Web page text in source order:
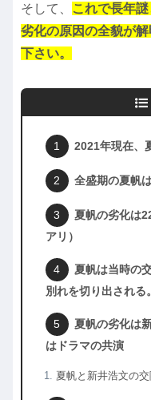
そして、
これで長年
劣化の原因の全貌が
下さい。
2021年現在、
全盛期の夏帆
夏帆の劣化は
アリ）
夏帆は当時の
別れを切り出される
夏帆の劣化は
はドラマの共演
夏帆と新井浩文の交